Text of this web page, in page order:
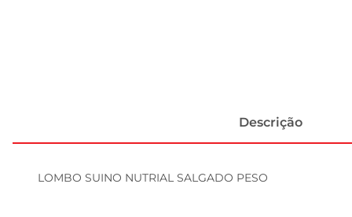
Descrição
LOMBO SUINO NUTRIAL SALGADO PESO